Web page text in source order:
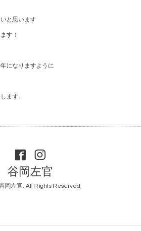
と思います
す！
になりますように
ます。
谷岡左官
岡左官. All Rights Reserved.